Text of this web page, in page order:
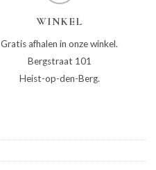
WINKEL
Gratis afhalen in onze winkel.
Bergstraat 101
Heist-op-den-Berg.